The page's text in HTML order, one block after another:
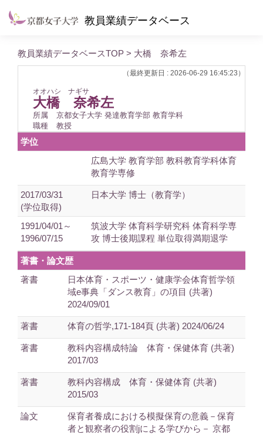
教員業績データベース
教員業績データベースTOP > 大橋 奈希左
（最終更新日 : 2026-06-29 16:45:23）
オオハシ ナギサ
大橋 奈希左
所属
京都女子大学 発達教育学部 教育学科
職種
教授
学位
広島大学 教育学部 教科教育学科体育
教育学専修
2017/03/31
(学位取得)
日本大学 博士（教育学）
1991/04/01～
1996/07/15
筑波大学 体育科学研究科 体育科学専
攻 博士後期課程 単位取得満期退学
著書・論文歴
著書
日本体育・スポーツ・健康学会体育哲学領
域e事典「ダンス教育」の項目 (共著)
2024/09/01
著書 体育の哲学,171-184頁 (共著) 2024/06/24
著書
教科内容構成特論 体育・保健体育 (共著)
2017/03
著書
教科内容構成 体育・保健体育 (共著)
2015/03
論文
保育者養成における模擬保育の意義－保育
者と観察者の役割jによる学びから－ 京都